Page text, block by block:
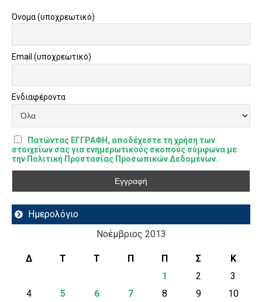
Όνομα (υποχρεωτικό)
Email (υποχρεωτικό)
Ενδιαφέροντα
Πατώντας ΕΓΓΡΑΦΗ, αποδέχεστε τη χρήση των
στοιχείων σας για ενημερωτικούς σκοπούς σύμφωνα με
την Πολιτική Προστασίας Προσωπικών Δεδομένων.
Ημερολόγιο
Νοέμβριος 2013
Δ Τ Τ Π Π Σ
Κ
1
2
3
4
5 6 7 8 9
10